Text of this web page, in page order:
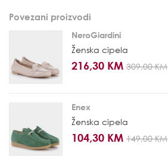
Povezani proizvodi
NeroGiardini
Ženska cipela
216,30 KM 309,00 KM
Enex
Ženska cipela
104,30 KM 149,00 KM